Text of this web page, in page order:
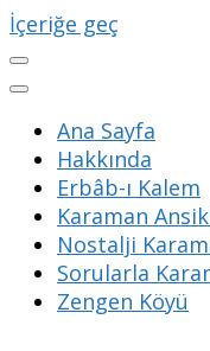
İçeriğe geç
Ana Sayfa
Hakkında
Erbâb-ı Kalem
Karaman
Nostalji
Sorularla
Zengen Köyü